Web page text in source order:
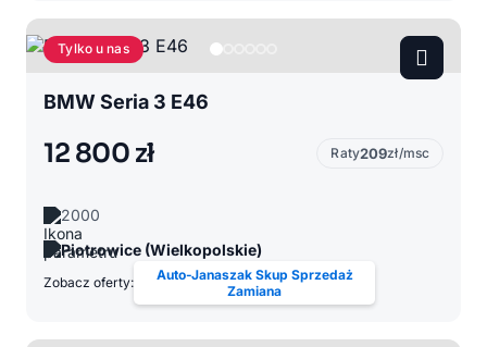
Tylko u nas
BMW Seria 3 E46
12 800 zł Raty209zł/msc
2000
Piotrowice (Wielkopolskie)
Zobacz oferty:
Auto-Janaszak Skup Sprzedaż
Zamiana